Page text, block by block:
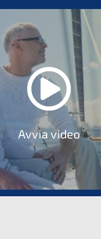
Avvia video